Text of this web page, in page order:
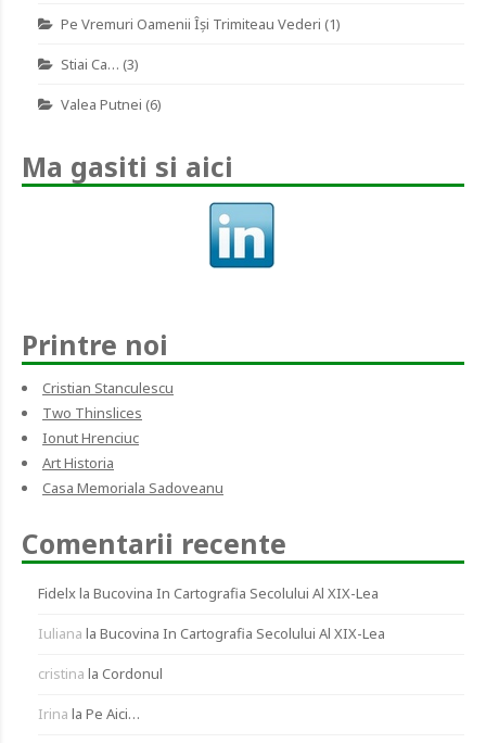
Pe Vremuri Oamenii Îşi Trimiteau Vederi (1)
Stiai Ca… (3)
Valea Putnei (6)
Ma gasiti si aici
Printre noi
Cristian Stanculescu
Two Thinslices
Ionut Hrenciuc
Art Historia
Casa Memoriala Sadoveanu
Comentarii recente
Fidelxla Bucovina In Cartografia Secolului Al XIX-Lea
Iuliana la Bucovina In Cartografia Secolului Al XIX-Lea
cristina la Cordonul
Irina la Pe Aici…